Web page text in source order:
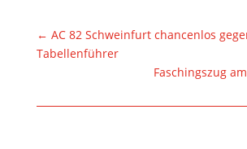
← AC 82 Schweinfurt chancenlos
Tabellenführer
Faschingszug